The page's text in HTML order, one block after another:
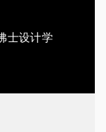
士设计学